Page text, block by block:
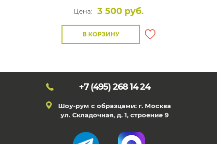
Цена:
3 500 руб.
В КОРЗИНУ
+7 (495) 268 14 24
Шоу-рум с образцами: г. Москва
ул. Складочная, д. 1, строение 9